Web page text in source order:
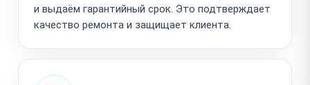
и выдаём гарантийный срок. Это подтверждает
качество ремонта и защищает клиента.